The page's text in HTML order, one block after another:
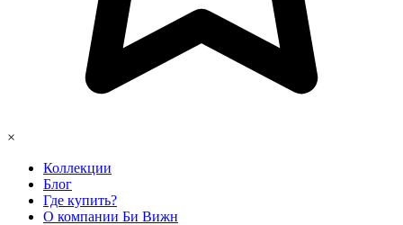
×
Коллекции
Блог
Где купить?
О компании Би Вижн